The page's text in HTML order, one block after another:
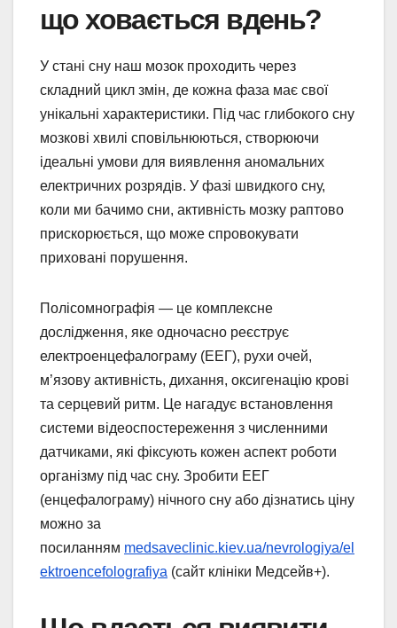
що ховається вдень?
У стані сну наш мозок проходить через
складний цикл змін, де кожна фаза має свої
унікальні характеристики. Під час глибокого сну
мозкові хвилі сповільнюються, створюючи
ідеальні умови для виявлення аномальних
електричних розрядів. У фазі швидкого сну,
коли ми бачимо сни, активність мозку раптово
прискорюється, що може спровокувати
приховані порушення.
Полісомнографія — це комплексне
дослідження, яке одночасно реєструє
електроенцефалограму (ЕЕГ), рухи очей,
м’язову активність, дихання, оксигенацію крові
та серцевий ритм. Це нагадує встановлення
системи відеоспостереження з численними
датчиками, які фіксують кожен аспект роботи
організму під час сну. Зробити ЕЕГ
(енцефалограму) нічного сну або дізнатись ціну
можно за
посиланням medsaveclinic.kiev.ua/nevrologiya/el
ektroencefolografiya (сайт клініки Медсейв+).